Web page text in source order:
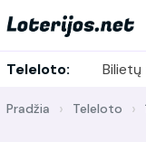
Teleloto: Bilietų
Pradžia Teleloto